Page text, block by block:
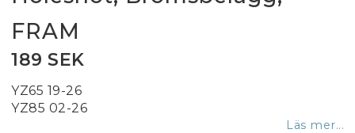
FRAM
189 SEK
YZ65 19-26
YZ85 02-26
Läs mer...